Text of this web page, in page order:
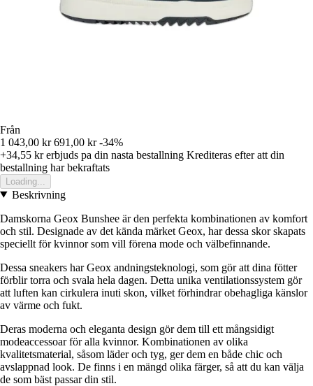
Från
1 043,00 kr 691,00 kr -34%
+34,55 krerbjuds pa din nasta bestallning Krediteras efter att din
bestallning har bekraftats
Loading...
Beskrivning
Damskorna Geox Bunshee är den perfekta kombinationen av komfort
och stil. Designade av det kända märket Geox, har dessa skor skapats
speciellt för kvinnor som vill förena mode och välbefinnande.
Dessa sneakers har Geox andningsteknologi, som gör att dina fötter
förblir torra och svala hela dagen. Detta unika ventilationssystem gör
att luften kan cirkulera inuti skon, vilket förhindrar obehagliga känslor
av värme och fukt.
Deras moderna och eleganta design gör dem till ett mångsidigt
modeaccessoar för alla kvinnor. Kombinationen av olika
kvalitetsmaterial, såsom läder och tyg, ger dem en både chic och
avslappnad look. De finns i en mängd olika färger, så att du kan välja
de som bäst passar din stil.